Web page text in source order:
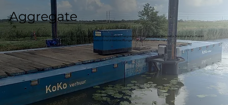
Aggregate
Die Aggregate und Kraftstofftanks sorgen für eine zuverlässige und konstante Energieversorgung auf jeder Baustelle. Sie sind auf sicheren
Betrieb und optimale Leistung ausgelegt, damit Ihr Projekt stets ohne Unterbrechungen fortgesetzt werden kann.